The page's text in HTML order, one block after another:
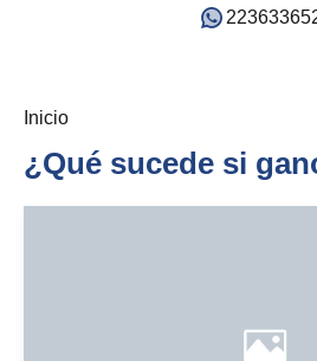
Inicio
¿Qué sucede si